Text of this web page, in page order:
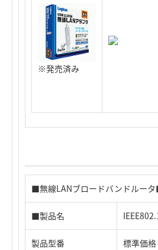
※発売済み
■無線LANブロードバンドルー
■製品名
製品型番 標準価格